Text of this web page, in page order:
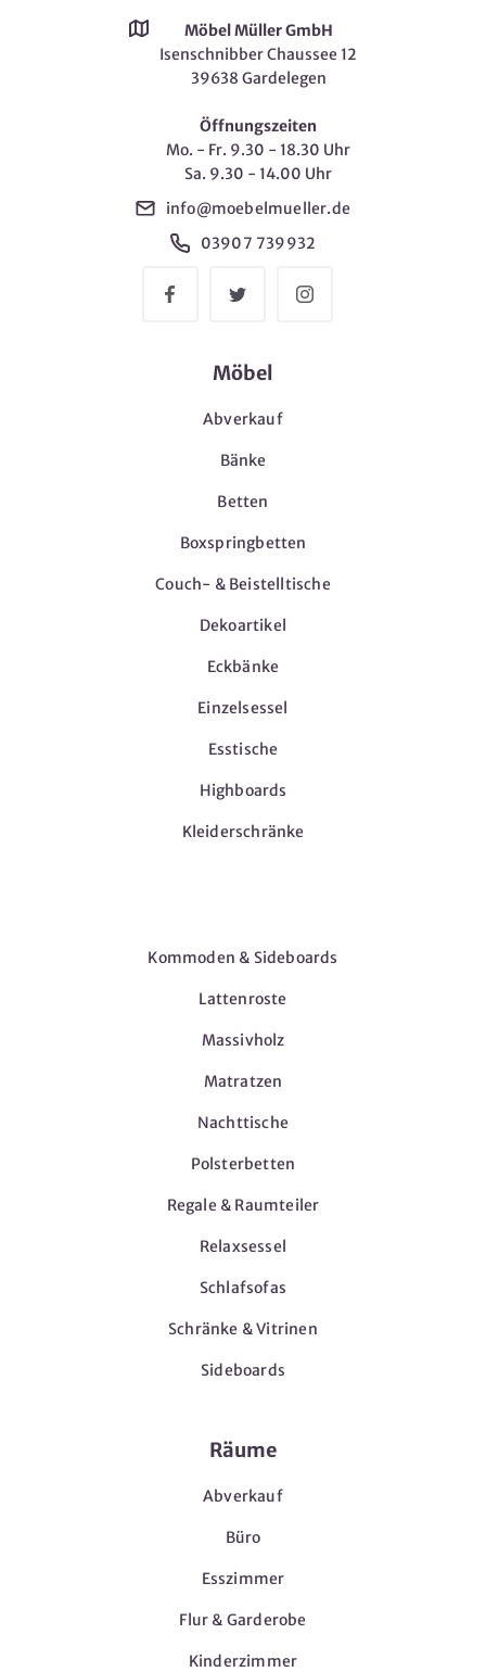
Möbel Müller GmbH
Isenschnibber Chaussee 12
39638 Gardelegen
Öffnungszeiten
Mo. - Fr. 9.30 - 18.30 Uhr
Sa. 9.30 - 14.00 Uhr
info@moebelmueller.de
03907 739932
Möbel
Abverkauf
Bänke
Betten
Boxspringbetten
Couch- & Beistelltische
Dekoartikel
Eckbänke
Einzelsessel
Esstische
Highboards
Kleiderschränke
Kommoden & Sideboards
Lattenroste
Massivholz
Matratzen
Nachttische
Polsterbetten
Regale & Raumteiler
Relaxsessel
Schlafsofas
Schränke & Vitrinen
Sideboards
Räume
Abverkauf
Büro
Esszimmer
Flur & Garderobe
Kinderzimmer